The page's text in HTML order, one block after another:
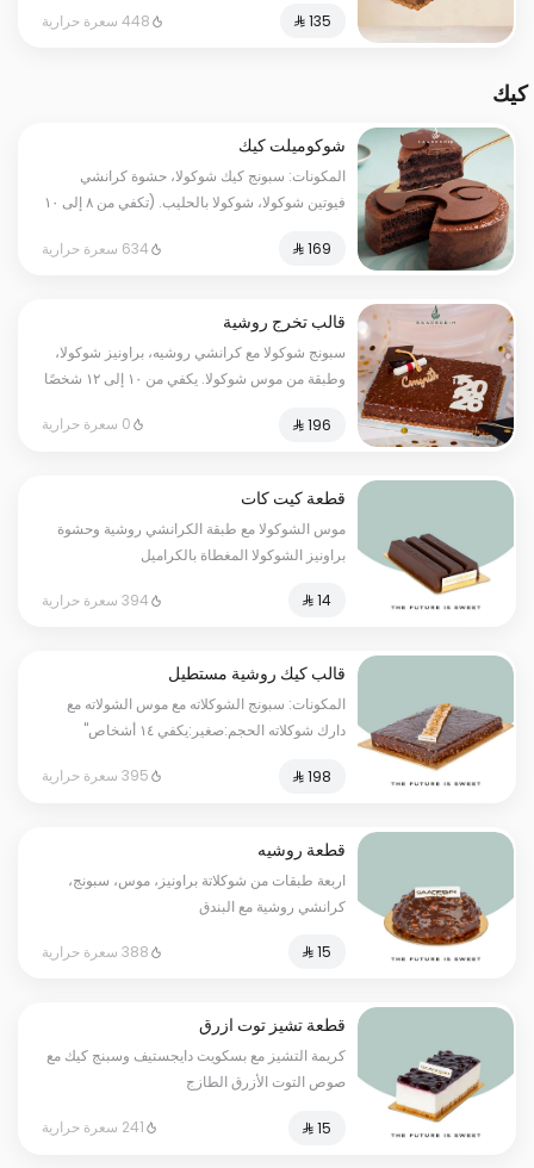
448 سعرة حرارية
كيك
شوكوميلت كيك
المكونات: سبونج كيك شوكولا، حشوة كرانشي
فيوتين شوكولا، شوكولا بالحليب. (تكفي من ٨ إلى ١٠
634 سعرة حرارية
قالب تخرج روشية
سبونج شوكولا مع كرانشي روشيه، براونيز شوكولا،
وطبقة من موس شوكولا. يكفي من ١٠ إلى ١٢ شخصًا
0 سعرة حرارية
قطعة كيت كات
موس الشوكولا مع طبقة الكرانشي روشية وحشوة
براونيز الشوكولا المغطاة بالكراميل
⁨⁦‪‬ 14⁩ 394 سعرة حرارية
قالب كيك روشية مستطيل
المكونات: سبونج الشوكلاته مع موس الشولاته مع
دارك شوكلاته الحجم:صغير:يكفي ١٤ أشخاص"
395 سعرة حرارية
قطعة روشيه
اربعة طبقات من شوكلاتة براونيز، موس، سبونج،
كرانشي روشية مع البندق
388 سعرة حرارية
قطعة تشيز توت ازرق
كريمة التشيز مع بسكويت دايجستيف وسبنج كيك مع
صوص التوت الأزرق الطازج
241 سعرة حرارية